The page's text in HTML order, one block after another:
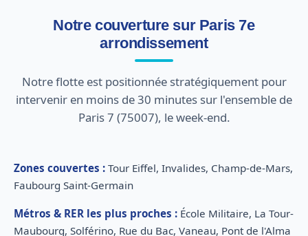
Notre couverture sur Paris 7e
arrondissement
Notre flotte est positionnée stratégiquement pour
intervenir en moins de 30 minutes sur l'ensemble de
Paris 7 (75007), le week-end.
Zones couvertes : Tour Eiffel, Invalides, Champ-de-Mars,
Faubourg Saint-Germain
Métros & RER les plus proches : École Militaire, La Tour-
Maubourg, Solférino, Rue du Bac, Vaneau, Pont de l'Alma